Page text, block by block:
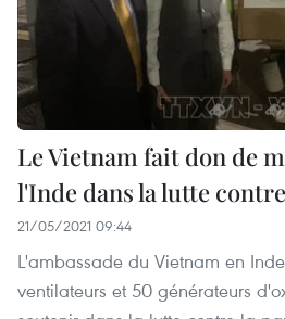
Le Vietnam fait don de
l'Inde dans la lutte
21/05/2021 09:44
L'ambassade du Vietnam en
ventilateurs et 50 générateurs